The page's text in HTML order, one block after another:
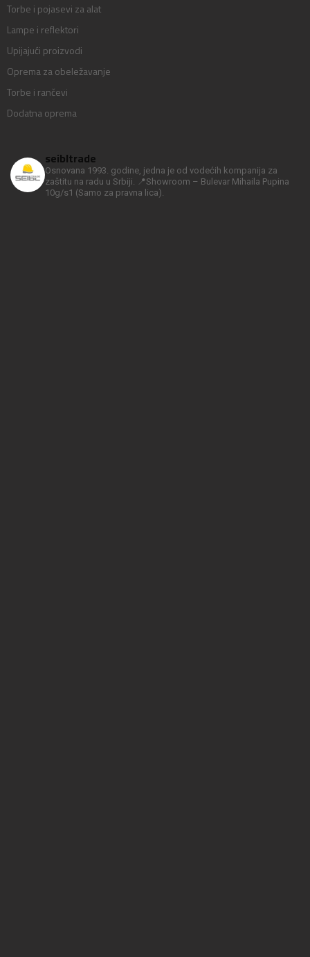
Torbe i pojasevi za alat
Lampe i reflektori
Upijajući proizvodi
Oprema za obeležavanje
Torbe i rančevi
Dodatna oprema
seibltrade
Osnovana 1993. godine, jedna je od vodećih kompanija za
zaštitu na radu u Srbiji.
📍Showroom – Bulevar Mihaila Pupina
10g/s1 (Samo za pravna lica).